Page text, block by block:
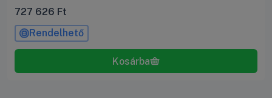
727 626 Ft
Rendelhető